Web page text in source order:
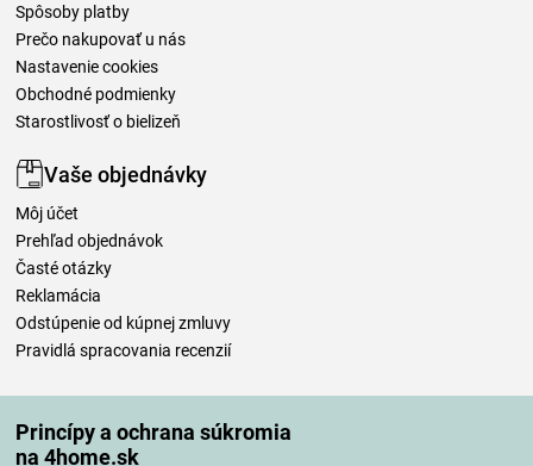
Princípy a ochrana súkromia
na 4home.sk
Spôsoby platby
Prečo nakupovať u nás
Nastavenie cookies
Obchodné podmienky
Starostlivosť o bielizeň
Vaše objednávky
Môj účet
Prehľad objednávok
Časté otázky
Reklamácia
Odstúpenie od kúpnej zmluvy
Pravidlá spracovania recenzií